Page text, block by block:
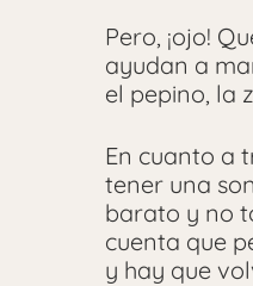
Pero, ¡ojo!
ayudan a
el pepino, la
En cuanto a
tener una
barato y no
cuenta que
y hay que